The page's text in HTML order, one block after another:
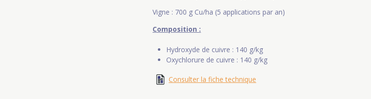
Vigne : 700 g Cu/ha (5 applications par an)
Composition :
Hydroxyde de cuivre : 140 g/kg
Oxychlorure de cuivre : 140 g/kg
Consulter la fiche technique